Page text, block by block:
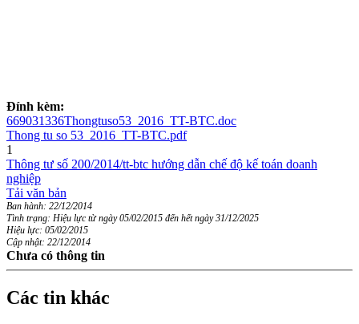
Đính kèm:
669031336Thongtuso53_2016_TT-BTC.doc
Thong tu so 53_2016_TT-BTC.pdf
1
Thông tư số 200/2014/tt-btc hướng dẫn chế độ kế toán doanh
nghiệp
Tải văn bản
Ban hành: 22/12/2014
Tình trạng: Hiệu lực từ ngày 05/02/2015 đến hết ngày 31/12/2025
Hiệu lực: 05/02/2015
Cập nhật: 22/12/2014
Chưa có thông tin
Các tin khác